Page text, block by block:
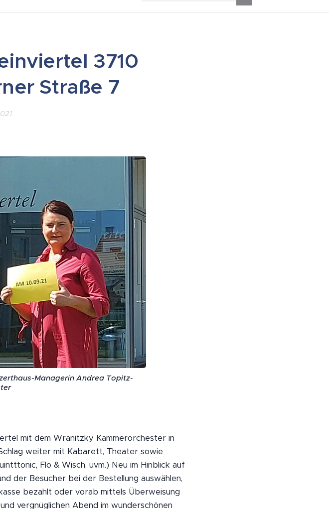
3710
Straße 7
Managerin Andrea Topitz-
mit dem Wranitzky Kammerorchester in
weiter mit Kabarett, Theater sowie
Flo & Wisch, uvm.) Neu im Hinblick auf
der Besucher bei der Bestellung auswählen,
bezahlt oder vorab mittels Überweisung
vergnüglichen Abend im wunderschönen